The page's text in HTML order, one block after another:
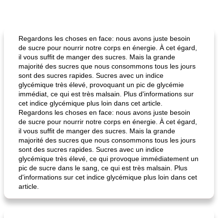
Regardons les choses en face: nous avons juste besoin
de sucre pour nourrir notre corps en énergie. À cet égard,
il vous suffit de manger des sucres. Mais la grande
majorité des sucres que nous consommons tous les jours
sont des sucres rapides. Sucres avec un indice
glycémique très élevé, provoquant un pic de glycémie
immédiat, ce qui est très malsain. Plus d'informations sur
cet indice glycémique plus loin dans cet article.
Regardons les choses en face: nous avons juste besoin
de sucre pour nourrir notre corps en énergie. À cet égard,
il vous suffit de manger des sucres. Mais la grande
majorité des sucres que nous consommons tous les jours
sont des sucres rapides. Sucres avec un indice
glycémique très élevé, ce qui provoque immédiatement un
pic de sucre dans le sang, ce qui est très malsain. Plus
d'informations sur cet indice glycémique plus loin dans cet
article.